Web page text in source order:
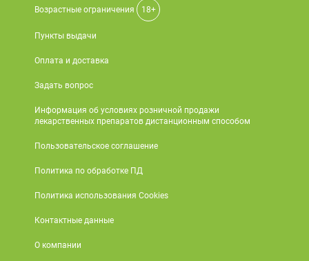
Возрастные ограничения 18+
Пункты выдачи
Оплата и доставка
Задать вопрос
Информация об условиях розничной продажи
лекарственных препаратов дистанционным способом
Пользовательское соглашение
Политика по обработке ПД
Политика использования Cookies
Контактные данные
О компании